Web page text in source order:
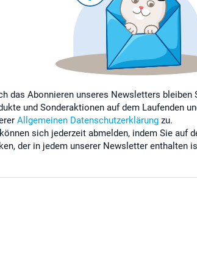
das Abonnieren unseres Newsletters bleiben
und Sonderaktionen auf dem Laufenden
Allgemeinen Datenschutzerklärung zu.
sich jederzeit abmelden, indem Sie auf
der in jedem unserer Newsletter enthalten